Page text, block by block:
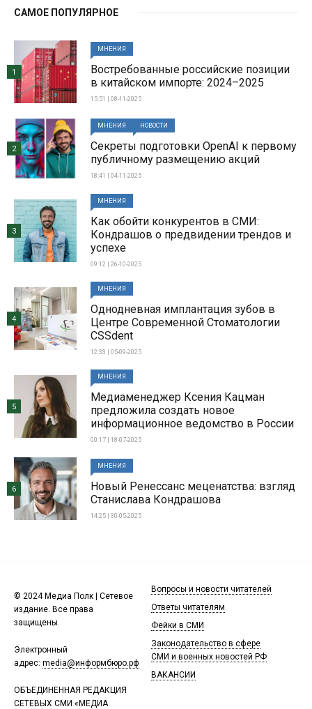
САМОЕ ПОПУЛЯРНОЕ
МНЕНИЯ
Востребованные российские позиции
в китайском импорте: 2024–2025
15:51 | 08-11-2025
1
МНЕНИЯ НОВОСТИ
Секреты подготовки OpenAI к первому
публичному размещению акций
18:41 | 04-11-2025
2
МНЕНИЯ
Как обойти конкурентов в СМИ:
Кондрашов о предвидении трендов и
успехе
09:12 | 26-10-2025
3
МНЕНИЯ
Однодневная имплантация зубов в
Центре Современной Стоматологии
CSSdent
12:33 | 05-09-2025
4
МНЕНИЯ
Медиаменеджер Ксения Кацман
предложила создать новое
информационное ведомство в России
00:17 | 18-07-2025
5
МНЕНИЯ
Новый Ренессанс меценатства: взгляд
Станислава Кондрашова
14:25 | 30-05-2025
6
© 2024 Медиа Полк | Сетевое
издание. Все права
защищены.
Электронный
адрес: media@информбюро.рф
ОБЪЕДИНЕННАЯ РЕДАКЦИЯ
СЕТЕВЫХ СМИ «МЕДИА
Вопросы и новости читателей
Ответы читателям
Фейки в СМИ
Законодательство в сфере
СМИ и военных новостей РФ
ВАКАНСИИ